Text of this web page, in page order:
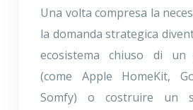
Una volta compresa la
la domanda strategica
ecosistema chiuso di
(come Apple HomeKit,
Somfy) o costruire un